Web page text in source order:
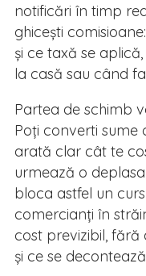
notificări în timp
ghicești
și ce taxă se
la casă sau când
Partea de schimb
Poți converti sume
arată clar cât te
urmează o
bloca astfel un
comercianți în
cost previzibil, fără
și ce se